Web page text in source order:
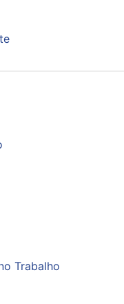
Trabalho